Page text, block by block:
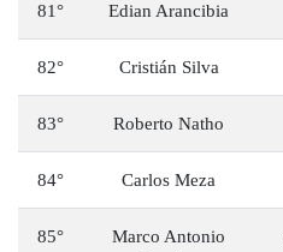
81° Edian Arancibia
82° Cristián Silva
83° Roberto Natho
84° Carlos Meza
85°
Marco Antonio